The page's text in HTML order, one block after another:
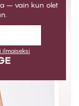
– vain kun olet
ilmaiseksi